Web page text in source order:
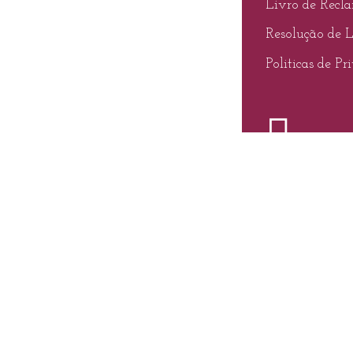
Livro de
Resolução de
Politicas de